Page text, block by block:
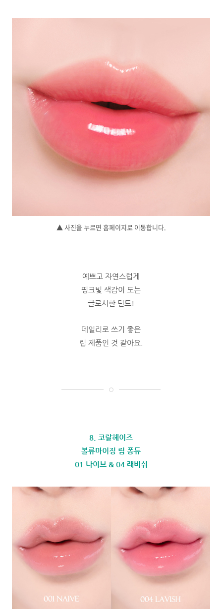
▲ 사진을 누르면 홈페이지로 이동합니다.
예쁘고 자연스럽게
핑크빛 색감이 도는
글로시한 틴트!
데일리로 쓰기 좋은
립 제품인 것 같아요.
8. 코랄헤이즈
볼류마이징 립 퐁듀
01 나이브 & 04 래비쉬